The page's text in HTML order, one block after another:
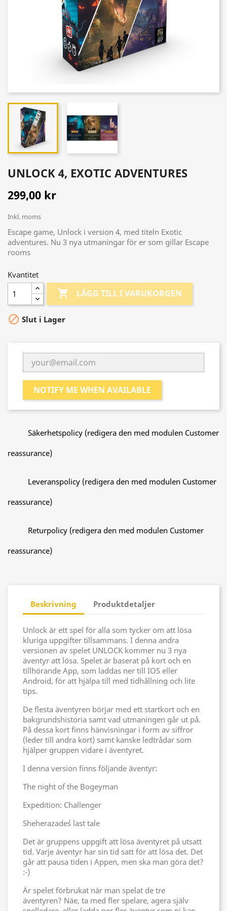
UNLOCK 4, EXOTIC ADVENTURES
299,00 kr
Inkl. moms
Escape game, Unlock i version 4, med titeln Exotic
adventures. Nu 3 nya utmaningar för er som gillar Escape
rooms
Kvantitet
 LÄGG TILL I VARUKORGEN
 Slut i Lager
NOTIFY ME WHEN AVAILABLE
Säkerhetspolicy (redigera den med modulen Customer
reassurance)
Leveranspolicy (redigera den med modulen Customer
reassurance)
Returpolicy (redigera den med modulen Customer
reassurance)
Beskrivning Produktdetaljer
Unlock är ett spel för alla som tycker om att lösa
kluriga uppgifter tillsammans. I denna andra
versionen av spelet UNLOCK kommer nu 3 nya
äventyr att lösa. Spelet är baserat på kort och en
tillhörande App, som laddas ner till IOS eller
Android, för att hjälpa till med tidhållning och lite
tips.
De flesta äventyren börjar med ett startkort och en
bakgrundshistoria samt vad utmaningen går ut på.
På dessa kort finns hänvisningar i form av siffror
(leder till andra kort) samt kanske ledtrådar som
hjälper gruppen vidare i äventyret.
I denna version finns följande äventyr:
The night of the Bogeyman
Expedition: Challenger
Sheherazade´s last tale
Det är gruppens uppgift att lösa äventyret på utsatt
tid. Varje äventyr har sin tid satt för att lösa det. Det
går att pausa tiden i Appen, men ska man göra det?
:-)
Är spelet förbrukat när man spelat de tre
äventyren? Näe, ta med fler spelare, agera själv